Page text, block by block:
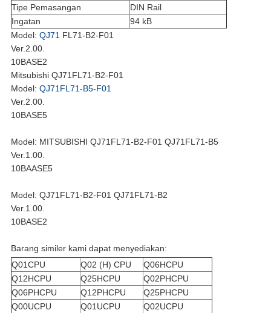
Tipe Pemasangan
DIN Rail
Ingatan
94 kB
Model: QJ71FL71-B2-F01
Ver.2.00.
10BASE2
Mitsubishi QJ71FL71-B2-F01
Model: QJ71FL71-B5-F01
Ver.2.00.
10BASE5
Model: MITSUBISHI QJ71FL71-B2-F01 QJ71FL71-B5
Ver.1.00.
10BAASE5
Model: QJ71FL71-B2-F01 QJ71FL71-B2
Ver.1.00.
10BASE2
Barang similer kami dapat menyediakan:
Q01CPU
Q02 (H) CPU
Q06HCPU
Q12HCPU
Q25HCPU
Q02PHCPU
Q06PHCPU
Q12PHCPU
Q25PHCPU
Q00UCPU
Q01UCPU Q02UCPU